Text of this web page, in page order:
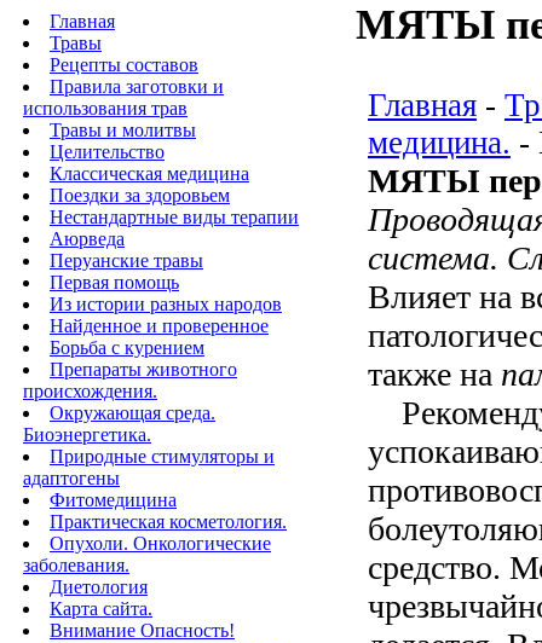
Главная
Травы
Рецепты составов
Правила заготовки и
использования трав
Травы и молитвы
Целительство
Классическая медицина
Поездки за здоровьем
Нестандартные виды терапии
Аюрведа
Перуанские травы
Первая помощь
Из истории разных народов
Найденное и проверенное
Борьба с курением
Препараты животного
происхождения.
Окружающая среда.
Биоэнергетика.
Природные стимуляторы и
адаптогены
Фитомедицина
Практическая косметология.
Опухоли. Онкологические
заболевания.
Диетология
Карта сайта.
Внимание Опасность!
МЯТЫ
Главная -
медицина. -
МЯТЫ
система.
Влияет на
также на
средство.